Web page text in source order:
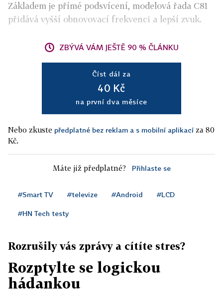
Základem je přímé podsvícení, modelová řada C81
přidává vyšší obnovovací frekvenci a lepší zvuk.
ZBÝVÁ VÁM JEŠTĚ 90 % ČLÁNKU
Číst dál za
40 Kč
na první dva měsíce
Nebo zkuste předplatné bez reklam a s mobilní aplikací za 80
Kč.
Máte již předplatné? Přihlaste se
#Smart TV #televize #Android #LCD
#HN Tech testy
Rozrušily vás zprávy a cítíte stres?
Rozptylte se logickou
hádankou